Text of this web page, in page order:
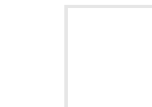
CONTACTO